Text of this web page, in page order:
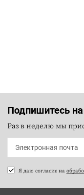
Подпишитесь
Раз в неделю мы
Я даю согласие на